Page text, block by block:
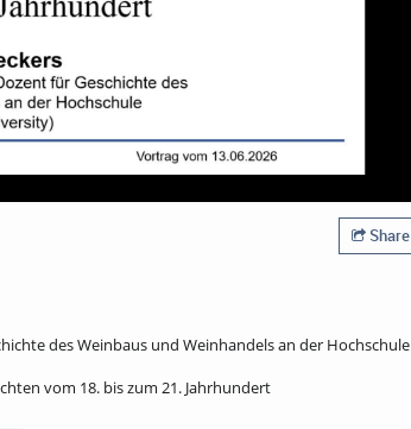
Share
des Weinbaus und Weinhandels an der Hochschule
vom 18. bis zum 21. Jahrhundert